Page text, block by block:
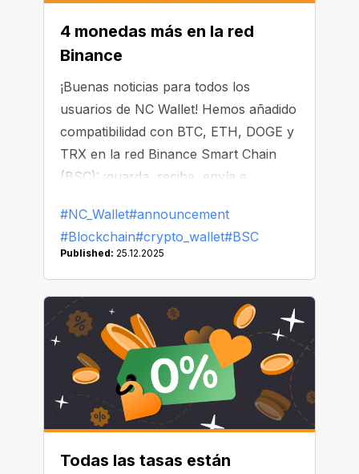
4 monedas más en la red
Binance
¡Buenas noticias para todos los
usuarios de NC Wallet! Hemos añadido
compatibilidad con BTC, ETH, DOGE y
TRX en la red Binance Smart Chain
(BSC): ¡guarda, recibe, envía e
sola app!
#NC_Wallet#announcement
#Blockchain#crypto_wallet#BSC
Published: 25.12.2025
Todas las tasas están